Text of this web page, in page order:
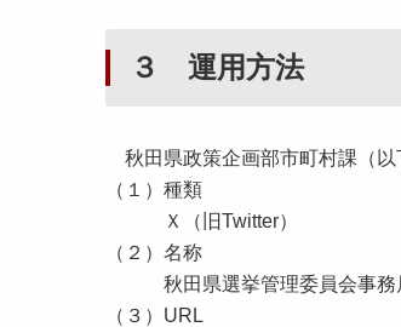
３ 運用方法
秋田県政策企画部市町村課（以
（１）種類
Ｘ（旧Twitter）
（２）名称
秋田県選挙管理委員会事務局
（３）URL